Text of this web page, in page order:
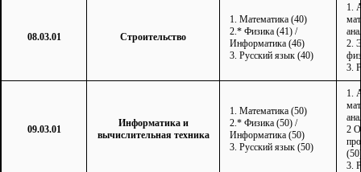
08.03.01 Строительство
1. Математика (40)
2.* Физика (41) /
Информатика (46)
3. Русский язык (40)
1.
2.
3.
09.03.01
Информатика и
вычислительная техника
1. Математика (50)
2.* Физика (50) /
Информатика (50)
3. Русский язык (50)
1.
2
3.